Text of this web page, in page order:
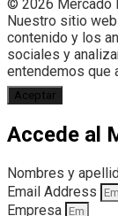
© 2026 Mercado
Nuestro sitio
contenido y los
sociales y
entendemos que
Aceptar
Accede al
Nombres y
Email Address
Empresa